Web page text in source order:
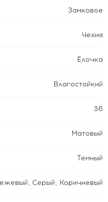
Замковое
Чехия
Ёлочка
Влагостойкий
36
Матовый
Темный
, Серый, Коричневый